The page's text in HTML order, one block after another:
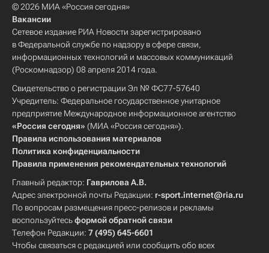
© 2026 МИА «Россия сегодня»
Вакансии
Сетевое издание РИА Новости зарегистрировано
в Федеральной службе по надзору в сфере связи,
информационных технологий и массовых коммуникаций
(Роскомнадзор) 08 апреля 2014 года.
Свидетельство о регистрации Эл № ФС77-57640
Учредитель: Федеральное государственное унитарное
предприятие Международное информационное агентство
«Россия сегодня» (МИА «Россия сегодня»).
Правила использования материалов
Политика конфиденциальности
Правила применения рекомендательных технологий
Главный редактор: Гаврилова А.В.
Адрес электронной почты Редакции: r-sport.internet@ria.ru
По вопросам размещения пресс-релизов и рекламы
воспользуйтесьформой обратной связи
Телефон Редакции: 7 (495) 645-6601
Чтобы связаться с редакцией или сообщить обо всех